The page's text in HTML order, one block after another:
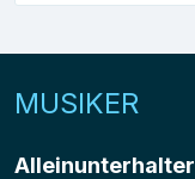
MUSIKER
Alleinunterhalter